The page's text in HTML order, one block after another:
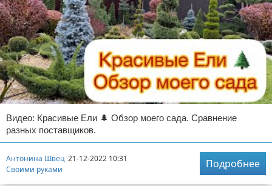
Видео: Красивые Ели 🌲 Обзор моего сада. Сравнение
разных поставщиков.
Антонина Швец 21-12-2022 10:31
Своими руками
Подробнее